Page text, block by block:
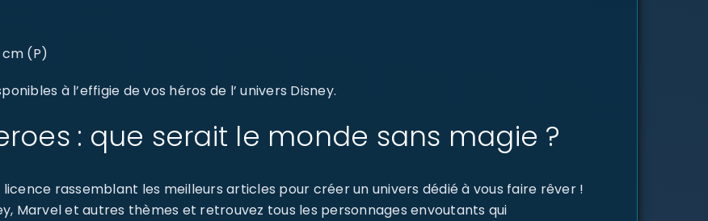
cm (P)
à l’effigie de vos héros de l’ univers Disney.
: que serait le monde sans magie ?
rassemblant les meilleurs articles pour créer un univers dédié à vous faire rêver !
Marvel et autres thèmes et retrouvez tous les personnages envoutants qui